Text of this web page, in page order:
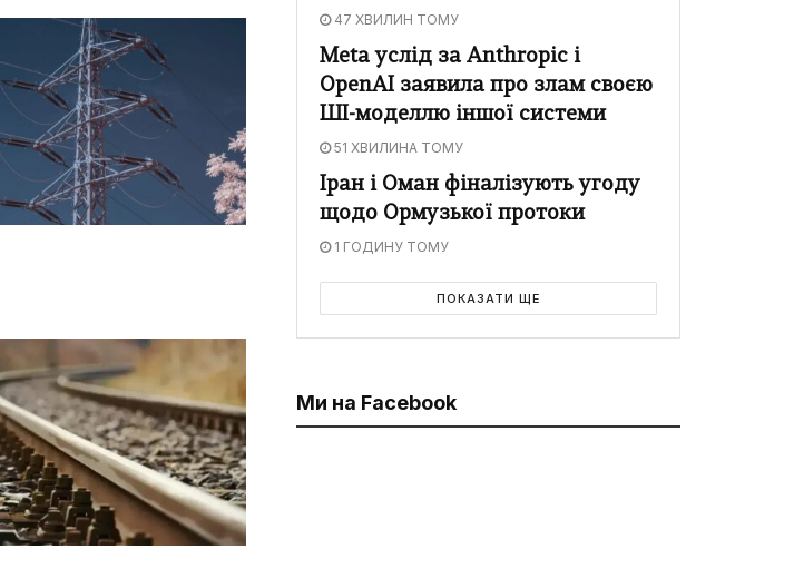
47 ХВИЛИН ТОМУ
Meta услід за Anthropic і
OpenAI заявила про злам своєю
ШІ-моделлю іншої системи
51 ХВИЛИНА ТОМУ
Іран і Оман фіналізують угоду
щодо Ормузької протоки
1 ГОДИНУ ТОМУ
ПОКАЗАТИ ЩЕ
Ми на Facebook